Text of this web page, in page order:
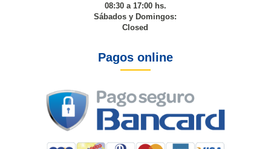
08:30 a 17:00 hs.
Sábados y Domingos:
Closed
Pagos online